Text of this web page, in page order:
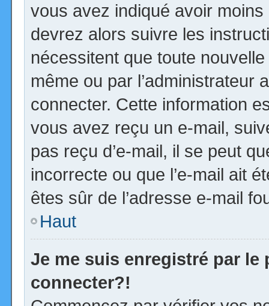
vous avez indiqué avoir
devrez alors suivre les
nécessitent que toute
même ou par l’administrateur
connecter. Cette information
vous avez reçu un e-mail,
pas reçu d’e-mail, il se peut
incorrecte ou que l’e-mail ait
êtes sûr de l’adresse e-mail
Haut
Je me suis enregistré par le
connecter?!